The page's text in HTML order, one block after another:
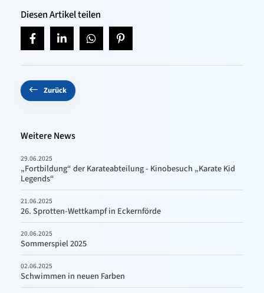
Diesen Artikel teilen
Zurück
Weitere News
29.06.2025
„Fortbildung“ der Karateabteilung - Kinobesuch „Karate Kid
Legends“
21.06.2025
26. Sprotten-Wettkampf in Eckernförde
20.06.2025
Sommerspiel 2025
02.06.2025
Schwimmen in neuen Farben